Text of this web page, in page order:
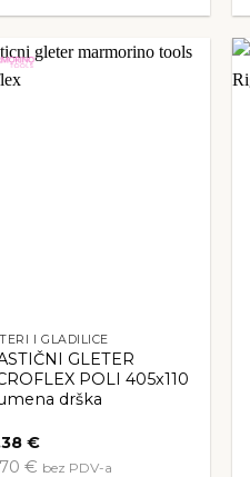
I GLADILICE
GLETER
POLI 405x110
drška
€
€ bez PDV-a